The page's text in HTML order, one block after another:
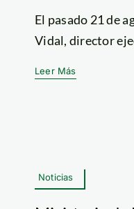
El pasado 21 de
Vidal, director
Leer Más
Noticias